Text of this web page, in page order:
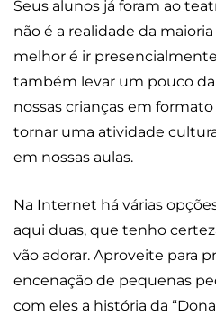
Seus alunos já foram ao
não é a realidade da
melhor é ir
também levar um pouco
nossas crianças em
tornar uma atividade
em nossas aulas.
Na Internet há várias
aqui duas, que tenho
vão adorar. Aproveite para
encenação de pequenas
com eles a história da